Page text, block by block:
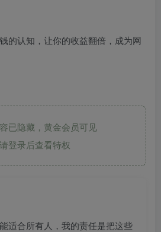
的认知，让你的收益翻倍，成为网
已隐藏，黄金会员可见
登录后查看特权
适合所有人，我的责任是把这些